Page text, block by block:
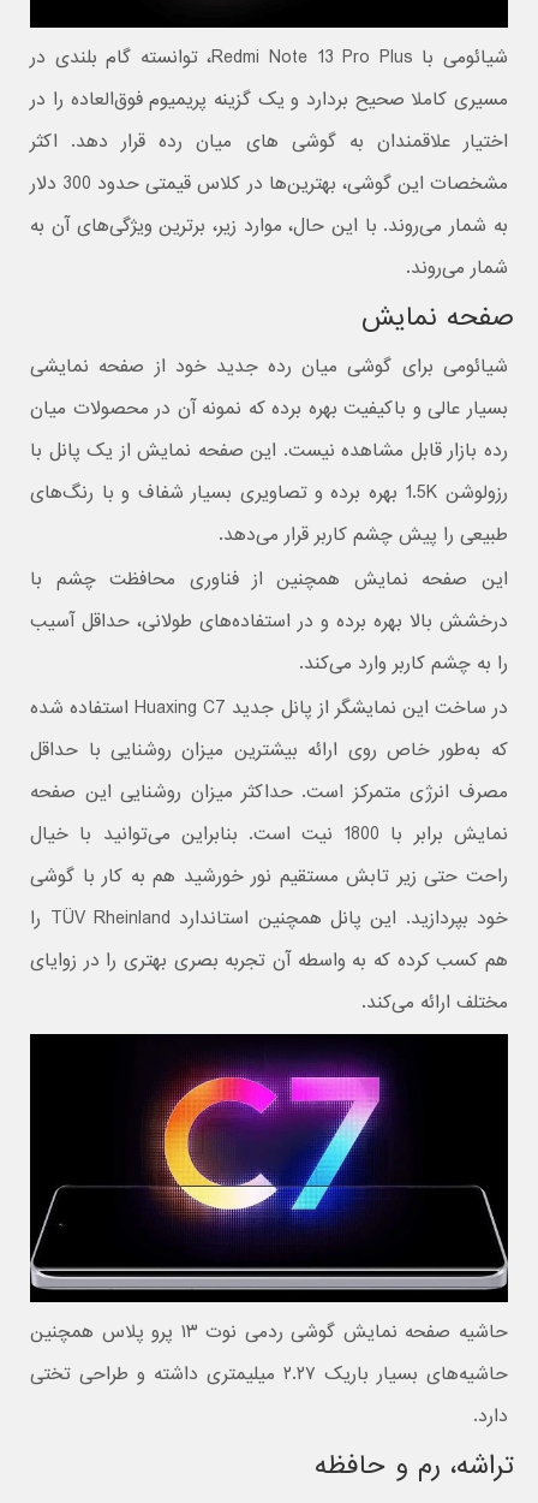
شیائومی با Redmi Note 13 Pro Plus، توانسته گام بلندی در
مسیری کاملا صحیح بردارد و یک گزینه پریمیوم فوق‌العاده را در
اختیار علاقمندان به گوشی های میان رده قرار دهد. اکثر
مشخصات این گوشی، بهترین‌ها در کلاس قیمتی حدود 300 دلار
به شمار می‌روند. با این حال، موارد زیر، برترین ویژگی‌های آن به
شمار می‌روند.
صفحه نمایش
شیائومی برای گوشی میان رده جدید خود از صفحه نمایشی
بسیار عالی و باکیفیت بهره برده که نمونه آن در محصولات میان
رده بازار قابل مشاهده نیست. این صفحه نمایش از یک پانل با
رزولوشن 1.5K بهره برده و تصاویری بسیار شفاف و با رنگ‌های
طبیعی را پیش چشم کاربر قرار می‌دهد.
این صفحه نمایش همچنین از فناوری محافظت چشم با
درخشش بالا بهره برده و در استفاده‌های طولانی، حداقل آسیب
را به چشم کاربر وارد می‌کند.
در ساخت این نمایشگر از پانل جدید Huaxing C7 استفاده شده
که به‌طور خاص روی ارائه بیشترین میزان روشنایی با حداقل
مصرف انرژی متمرکز است. حداکثر میزان روشنایی این صفحه
نمایش برابر با 1800 نیت است. بنابراین می‌توانید با خیال
راحت حتی زیر تابش مستقیم نور خورشید هم به کار با گوشی
خود بپردازید. این پانل همچنین استاندارد TÜV Rheinland را
هم کسب کرده که به واسطه آن تجربه بصری بهتری را در زوایای
مختلف ارائه می‌کند.
حاشیه صفحه نمایش گوشی ردمی نوت ۱۳ پرو پلاس همچنین
حاشیه‌های بسیار باریک ۲.۲۷ میلیمتری داشته و طراحی تختی
دارد.‌
تراشه، رم و حافظه